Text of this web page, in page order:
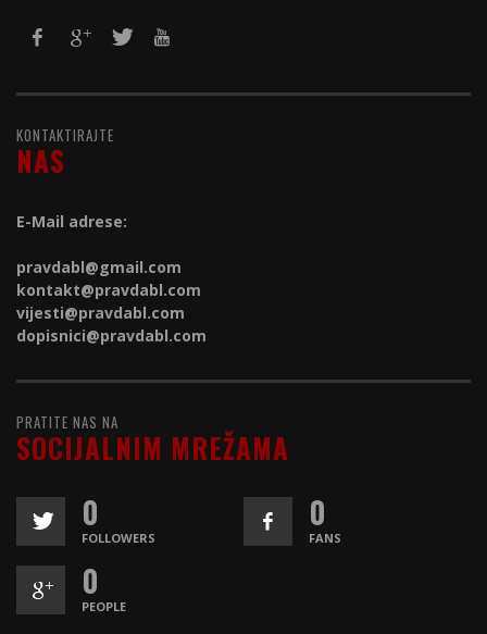
KONTAKTIRAJTE
NAS
E-Mail adrese:
pravdabl@gmail.com
kontakt@pravdabl.com
vijesti@pravdabl.com
dopisnici@pravdabl.com
PRATITE NAS NA
SOCIJALNIM MREŽAMA
0
FOLLOWERS
0
FANS
0
PEOPLE